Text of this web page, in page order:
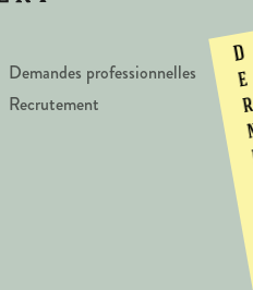
Demandes professionnelles
Recrutement
D
e